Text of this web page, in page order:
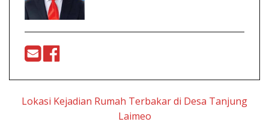
Lokasi Kejadian Rumah Terbakar di Desa Tanjung
Laimeo